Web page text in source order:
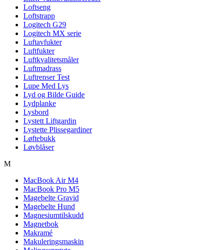
Loftseng
Loftstrapp
Logitech G29
Logitech MX serie
Luftavfukter
Luftfukter
Luftkvalitetsmåler
Luftmadrass
Luftrenser Test
Lupe Med Lys
Lyd og Bilde Guide
Lydplanke
Lysbord
Lystett Liftgardin
Lystette Plissegardiner
Løftebukk
Løvblåser
M
MacBook Air M4
MacBook Pro M5
Magebelte Gravid
Magebelte Hund
Magnesiumtilskudd
Magnetbok
Makramé
Makuleringsmaskin